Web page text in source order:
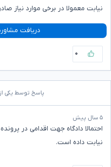
نیابت معمولا در برخی موارد نیاز
دریافت
۰
پاسخ توسط یکی از
۵ سال پیش
احتمالا دادگاه جهت اقدامی در
نیابت داده است.